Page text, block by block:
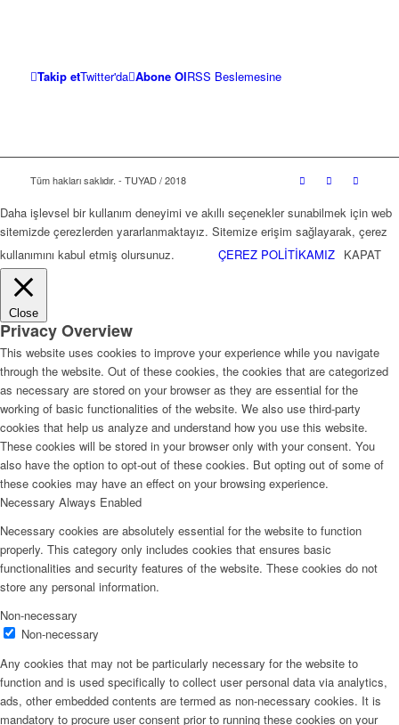
Takip etTwitter'da Abone OlRSS Beslemesine
Tüm hakları saklıdır. - TUYAD / 2018
Daha işlevsel bir kullanım deneyimi ve akıllı seçenekler sunabilmek için web
sitemizde çerezlerden yararlanmaktayız. Sitemize erişim sağlayarak, çerez
kullanımını kabul etmiş olursunuz.
ÇEREZ POLİTİKAMIZ KAPAT
Close
Privacy Overview
This website uses cookies to improve your experience while you navigate
through the website. Out of these cookies, the cookies that are categorized
as necessary are stored on your browser as they are essential for the
working of basic functionalities of the website. We also use third-party
cookies that help us analyze and understand how you use this website.
These cookies will be stored in your browser only with your consent. You
also have the option to opt-out of these cookies. But opting out of some of
these cookies may have an effect on your browsing experience.
Necessary Always Enabled
Necessary cookies are absolutely essential for the website to function
properly. This category only includes cookies that ensures basic
functionalities and security features of the website. These cookies do not
store any personal information.
Non-necessary
Non-necessary
Any cookies that may not be particularly necessary for the website to
function and is used specifically to collect user personal data via analytics,
ads, other embedded contents are termed as non-necessary cookies. It is
mandatory to procure user consent prior to running these cookies on your